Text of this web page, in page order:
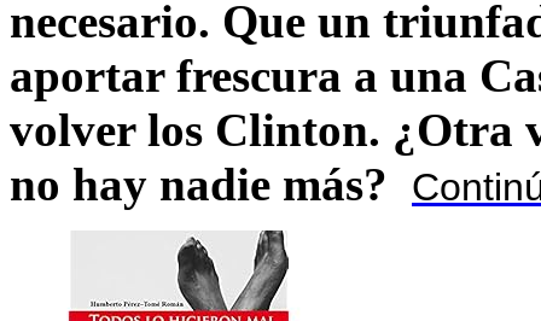
necesario. Que un
aportar frescura a una
volver los Clinton. ¿Otra
no hay nadie más?